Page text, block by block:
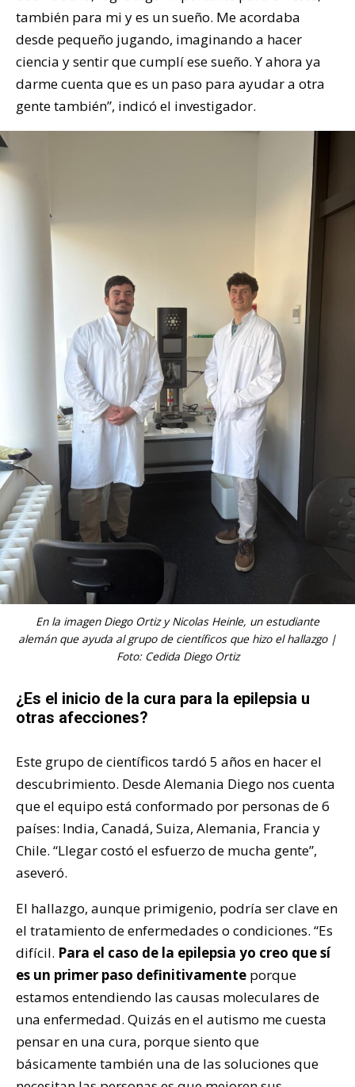
también para mi y es un sueño. Me acordaba
desde pequeño jugando, imaginando a hacer
ciencia y sentir que cumplí ese sueño. Y ahora ya
darme cuenta que es un paso para ayudar a otra
gente también”, indicó el investigador.
En la imagen Diego Ortiz y Nicolas Heinle, un estudiante
alemán que ayuda al grupo de científicos que hizo el hallazgo |
Foto: Cedida Diego Ortiz
¿Es el inicio de la cura para la epilepsia u
otras afecciones?
Este grupo de científicos tardó 5 años en hacer el
descubrimiento. Desde Alemania Diego nos cuenta
que el equipo está conformado por personas de 6
países: India, Canadá, Suiza, Alemania, Francia y
Chile. “Llegar costó el esfuerzo de mucha gente”,
aseveró.
El hallazgo, aunque primigenio, podría ser clave en
el tratamiento de enfermedades o condiciones. “Es
difícil. Para el caso de la epilepsia yo creo que sí
es un primer paso definitivamente porque
estamos entendiendo las causas moleculares de
una enfermedad. Quizás en el autismo me cuesta
pensar en una cura, porque siento que
básicamente también una de las soluciones que